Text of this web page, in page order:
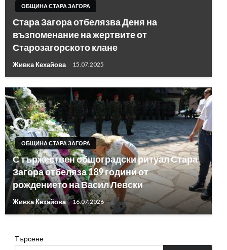
ОБЩИНА СТАРА ЗАГОРА
Стара Загора отбелязва Деня на
възпоменание на жертвите от
Старозагорското клане
Живка Кехайова 15.07.2025
ОБЩИНА СТАРА ЗАГОРА
С тържествен общоградски ритуал Стара
Загора отбеляза 189 години от
рождението на Васил Левски
Живка Кехайова 16.07.2026
Търсене